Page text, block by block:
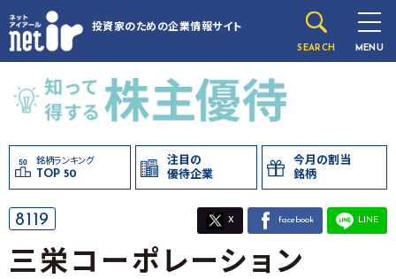
投資家のための企業情報サイト
SEARCH MENU
銘柄ランキング
TOP 50
注目の
優待企業
今月の割当
銘柄
8119 X facebook LINE
三栄コーポレーション